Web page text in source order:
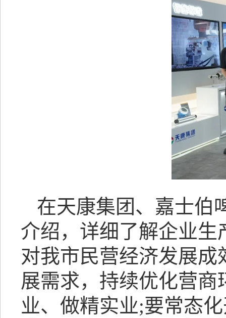
在天康集团、嘉士伯
介绍，详细了解企业
对我市民营经济发展
展需求，持续优化营
业、做精实业;要常态